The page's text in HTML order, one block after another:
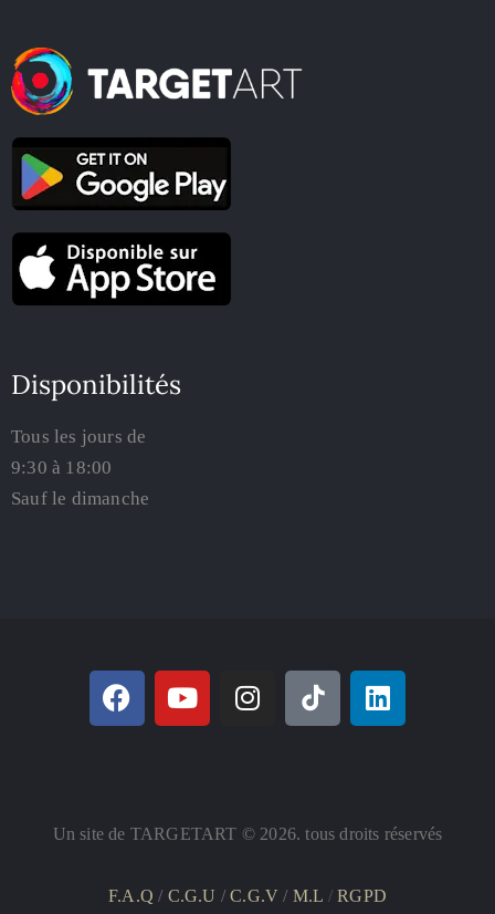
Disponibilités
Tous les jours de
9:30 à 18:00
Sauf le dimanche
Un site de TARGETART © 2026. tous droits réservés
F.A.Q / C.G.U /C.G.V/ M.L /RGPD